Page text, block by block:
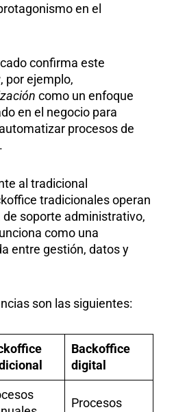
en el
confirma este
, por ejemplo,
como un enfoque
en el negocio para
procesos de
al tradicional
tradicionales operan
soporte administrativo,
como una
entre gestión, datos y
son las siguientes:
Backoffice
digital
Procesos